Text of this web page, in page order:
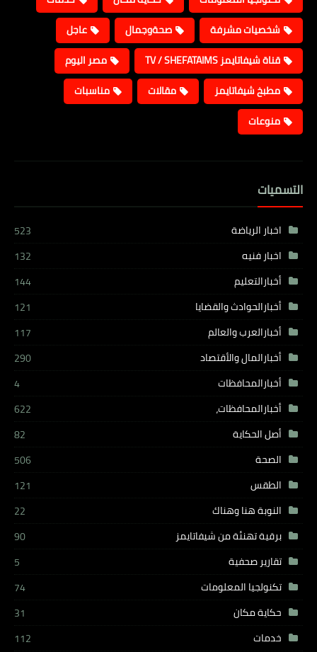
شخصيات مشرفة
صحةوجمال
عاجل
قناة شيفاتايمز TV / SHEFATAIMS
مصر اليوم
مطبخ شيفاتايمز
مقالات
مناسبات
منوعات
التسميات
اخبار الرياضة
523
اخبار فنيه
132
أخبارالتعليم
144
أخبارالحوادث والقضايا
121
أخبارالعرب والعالم
117
أخبارالمال والأقتصاد
290
أخبارالمحافظات
4
أخبارالمحافظات،
622
أصل الحكاية
82
الصحة
506
الطقس
121
النوبة هنا وهناك
22
برقية تهنئة من شيفاتايمز
90
تقارير صحفية
5
تكنولجيا المعلومات
74
حكاية مكان
31
خدمات
112